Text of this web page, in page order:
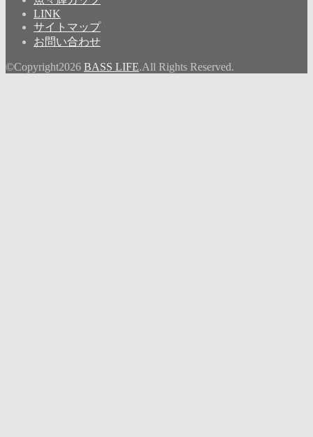
LINK
サイトマップ
お問い合わせ
©Copyright2026 BASS LIFE.All Rights Reserved.